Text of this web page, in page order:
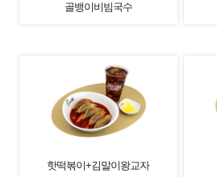
골뱅이비빔국수
핫떡볶이+김말이왕교자